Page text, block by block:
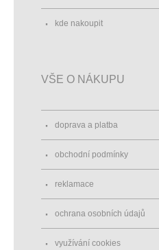
kde nakoupit
VŠE O NÁKUPU
doprava a platba
obchodní podmínky
reklamace
ochrana osobních údajů
využívání cookies